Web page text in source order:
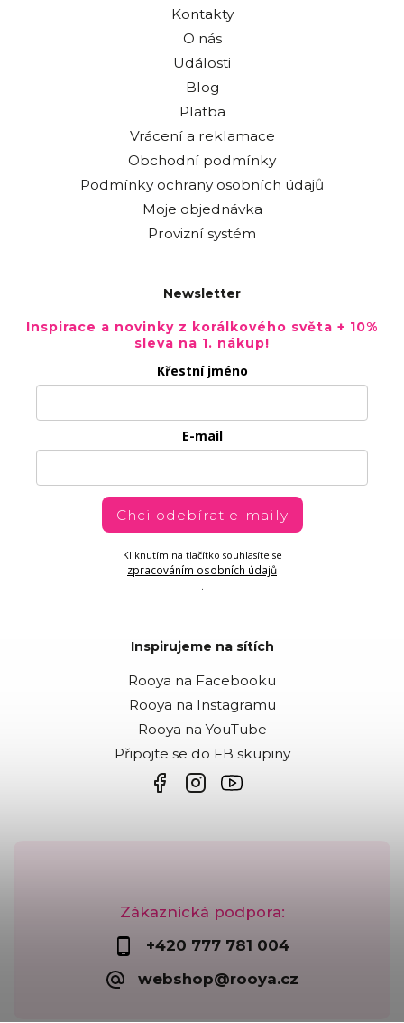
Zákaznická podpora:
+420 777 781 004
webshop@rooya.cz
Kontakty
O nás
Události
Blog
Platba
Vrácení a reklamace
Obchodní podmínky
Podmínky ochrany osobních údajů
Moje objednávka
Provizní systém
Newsletter
Inspirace a novinky z korálkového světa + 10%
sleva na 1. nákup!
Křestní jméno
E-mail
Chci odebírat e-maily
Kliknutím na tlačítko souhlasíte se
zpracováním osobních údajů
.
Inspirujeme na sítích
Rooya na Facebooku
Rooya na Instagramu
Rooya na YouTube
Připojte se do FB skupiny